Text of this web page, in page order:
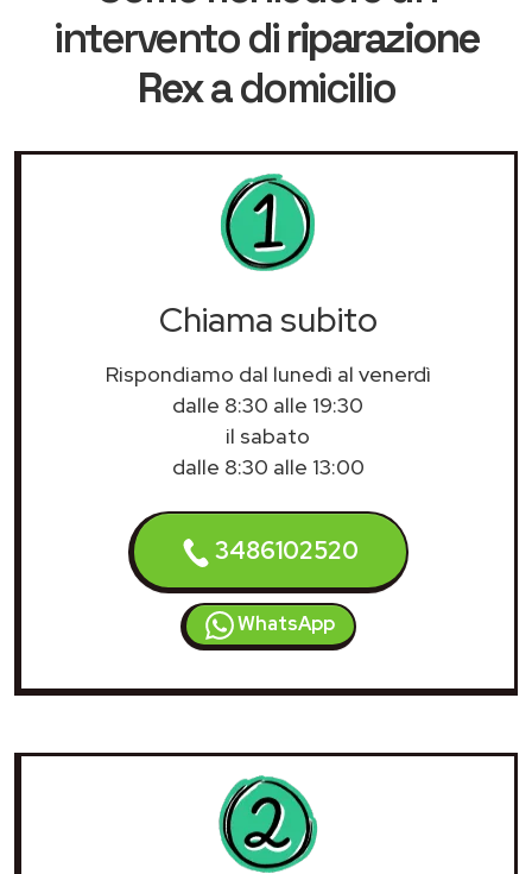
intervento diriparazione
Rexa domicilio
Chiama subito
Rispondiamo dal lunedì al venerdì
dalle 8:30 alle 19:30
il sabato
dalle 8:30 alle 13:00
3486102520
WhatsApp